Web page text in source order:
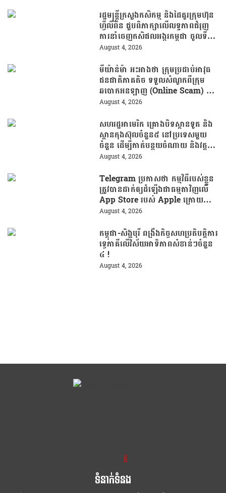
រដ្ឋមន្រ្តីក្រសួងកសិកម្ម និងដៃគូរក្រុមហ៊ុន
ហ្វីលីពីន ជួបពិភាក្សាលើលទ្ធភាពជំរុញ
ការនាំចេញកសិផលអង្ករកម្ពុជា ចូលទី
ផ្សារហ្វីលីពីន
August 4, 2026
មីយ៉ាន់ម៉ា អះអាងថា ក្រុមប្រដាប់អាវុធ
ជនជាតិភាគតិច ទទួលសំណូកពីក្រុម
ឆបោកអនឡាញ (Online Scam) ជា
ថ្នូរនឹងការជួយរត់ចូលប្រទេសថៃ!
August 4, 2026
សហរដ្ឋអាមេរិក គ្រោងបិទស្ថានទូត និង
ស្ថានកុងស៊ុលចំនួន៥ នៅប្រទេសមួយ
ចំនួន ដើម្បីកាត់បន្ថយចំណាយ និងវត្ត
មានការទូតដែលគ្មានប្រសិទ្ធភាព
August 4, 2026
Telegram ប្រកាសថា កម្មវិធីរបស់ខ្លួន
ត្រូវបានដាក់ឲ្យដំឡើងជាធម្មតាវិញលើ
App Store របស់ Apple ក្រោយបាត់
ខ្លួនដោយគ្មានការបញ្ជាក់ពីមូលហេតុ
August 4, 2026
កម្ពុជា-សិង្ហបុរី ពង្រឹងកិច្ចសហប្រតិបត្តិការ
ទ្វេភាគីលើវិស័យអាទិភាពសំខាន់ៗចំនួន
៤ !
August 4, 2026
ខ្លឹម ខ្លី រហ័ស
ទំនាក់ទំនង